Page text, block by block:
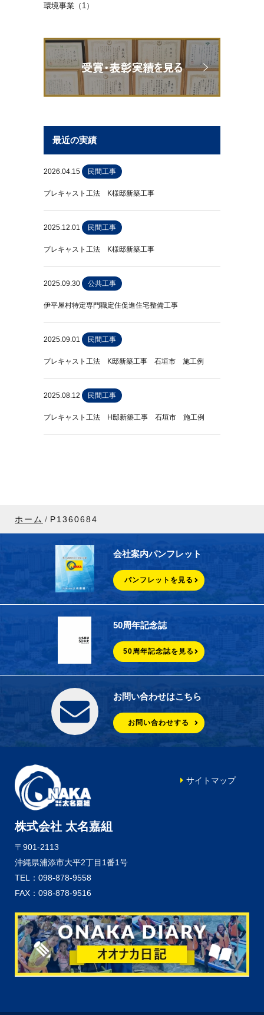
環境事業（1）
最近の実績
2026.04.15 民間工事
プレキャスト工法 K様邸新築工事
2025.12.01 民間工事
プレキャスト工法 K様邸新築工事
2025.09.30 公共工事
伊平屋村特定専門職定住促進住宅整備工事
2025.09.01 民間工事
プレキャスト工法 K邸新築工事 石垣市 施工例
2025.08.12 民間工事
プレキャスト工法 H邸新築工事 石垣市 施工例
ホーム P1360684
会社案内パンフレット
パンフレットを見る
50周年記念誌
50周年記念誌を見る
お問い合わせはこちら
お問い合わせする
株式会社 太名嘉組
〒901-2113
沖縄県浦添市大平2丁目1番1号
TEL：098-878-9558
FAX：098-878-9516
サイトマップ